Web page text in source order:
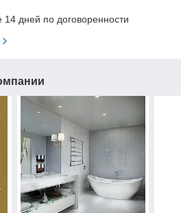
14 дней по договоренности